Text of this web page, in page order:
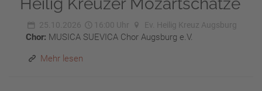
25.10.2026 16:00 Uhr Ev. Heilig Kreuz Augsburg
Chor: MUSICA SUEVICA Chor Augsburg e.V.
Mehr lesen